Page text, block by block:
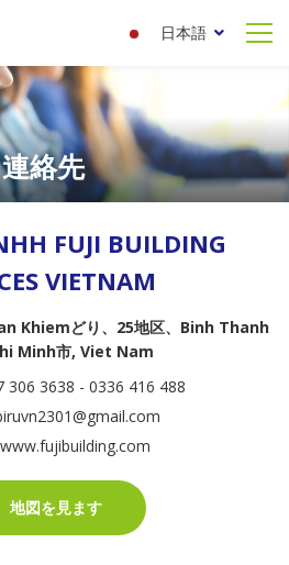
日本語
連絡先
FUJI BUILDING
VIETNAM
Khiemどり、25地区、Binh Thanh
Minh市, Viet Nam
306 3638 - 0336 416 488
www.fujibuilding.com
地図を見ます